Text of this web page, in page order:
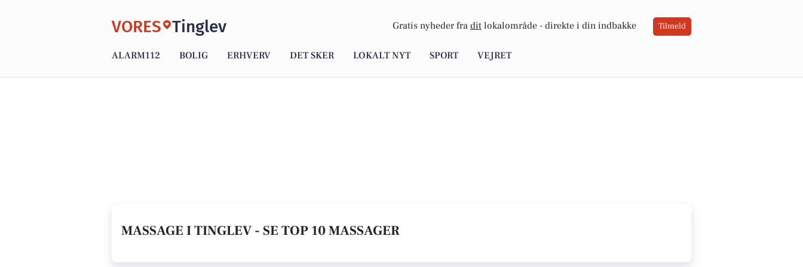
VORES Tinglev Gratis nyheder fra dit lokalområde - direkte i din indbakke Tilmeld
ALARM112 BOLIG ERHVERV DET SKER LOKALT NYT SPORT VEJRET
MASSAGE I TINGLEV - SE TOP 10 MASSAGER